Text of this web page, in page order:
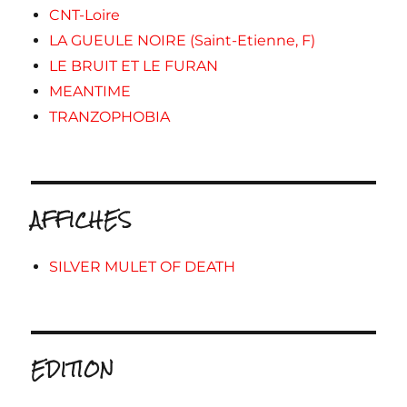
CNT-Loire
LA GUEULE NOIRE (Saint-Etienne, F)
LE BRUIT ET LE FURAN
MEANTIME
TRANZOPHOBIA
AFFICHES
SILVER MULET OF DEATH
EDITION